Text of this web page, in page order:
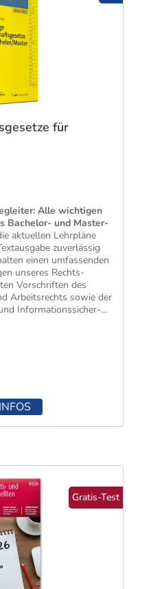
für
Alle wichtigen
Bachelor- und Master-
aktuellen Lehr­pläne
zuver­lässig
einen um­fassenden
unseres Rechts­
Vor­schriften des
Arbeits­rechts sowie der
Infor­mations­sicher­
Gratis-Test